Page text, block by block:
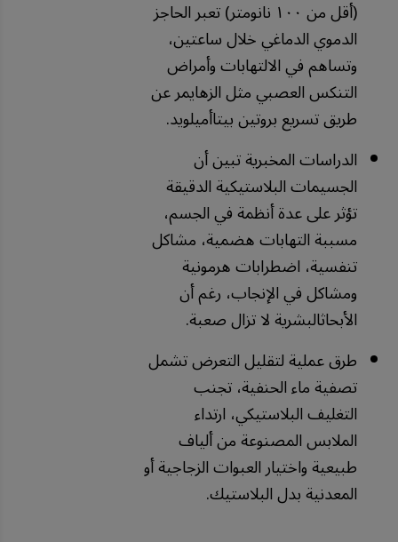
(أقل من ١٠٠ نانومتر) تعبر الحاجز
الدموي الدماغي خلال ساعتين،
وتساهم في الالتهابات وأمراض
التنكس العصبي مثل الزهايمر عن
طريق تسريع بروتين بيتاأميلويد.
الدراسات المخبرية تبين أن
الجسيمات البلاستيكية الدقيقة
تؤثر على عدة أنظمة في الجسم،
مسببة التهابات هضمية، مشاكل
تنفسية، اضطرابات هرمونية
ومشاكل في الإنجاب، رغم أن
الأبحاثالبشرية لا تزال صعبة.
طرق عملية لتقليل التعرض تشمل
تصفية ماء الحنفية، تجنب
التغليف البلاستيكي، ارتداء
الملابس المصنوعة من ألياف
طبيعية واختيار العبوات الزجاجية أو
المعدنية بدل البلاستيك.